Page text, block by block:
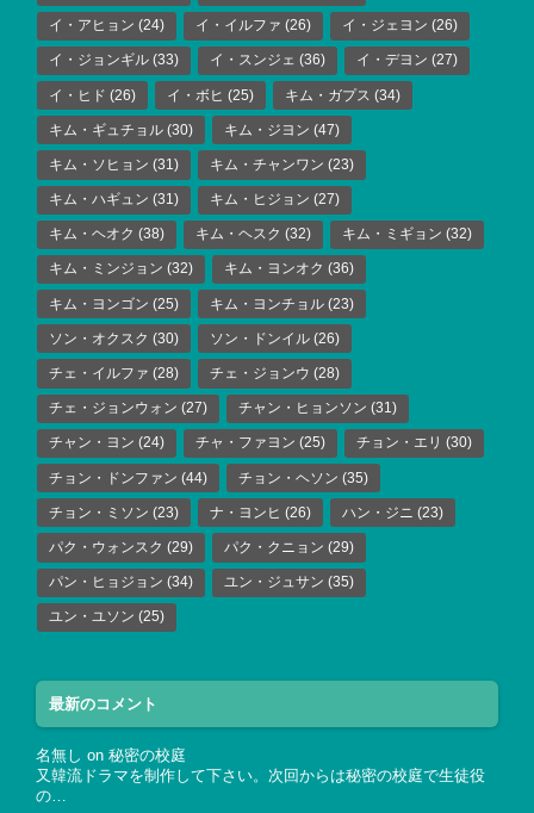
イ・アヒョン (24) イ・イルファ (26) イ・ジェヨン (26)
イ・ジョンギル (33) イ・スンジェ (36) イ・デヨン (27)
イ・ヒド (26) イ・ボヒ (25) キム・ガプス (34)
キム・ギュチョル (30) キム・ジヨン (47)
キム・ソヒョン (31) キム・チャンワン (23)
キム・ハギュン (31) キム・ヒジョン (27)
キム・ヘオク (38) キム・ヘスク (32) キム・ミギョン (32)
キム・ミンジョン (32) キム・ヨンオク (36)
キム・ヨンゴン (25) キム・ヨンチョル (23)
ソン・オクスク (30) ソン・ドンイル (26)
チェ・イルファ (28) チェ・ジョンウ (28)
チェ・ジョンウォン (27) チャン・ヒョンソン (31)
チャン・ヨン (24) チャ・ファヨン (25) チョン・エリ (30)
チョン・ドンファン (44) チョン・ヘソン (35)
チョン・ミソン (23) ナ・ヨンヒ (26) ハン・ジニ (23)
パク・ウォンスク (29) パク・クニョン (29)
パン・ヒョジョン (34) ユン・ジュサン (35)
ユン・ユソン (25)
最新のコメント
名無し on 秘密の校庭
又韓流ドラマを制作して下さい。次回からは秘密の校庭で生徒役
の…